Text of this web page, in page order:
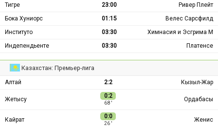
Тигре
23:00
Ривер Плейт
Бока Хуниорс
01:15
Велес Сарсфилд
Институто
03:30
Химнасия и Эсгрима М
Индепендьенте
03:30 Платенсе
Казахстан: Премьер-лига
Алтай 2:2 Кызыл-Жар
Жетысу 0:2
68 ′
Ордабасы
Кайрат 0:0
26 ′
Женис